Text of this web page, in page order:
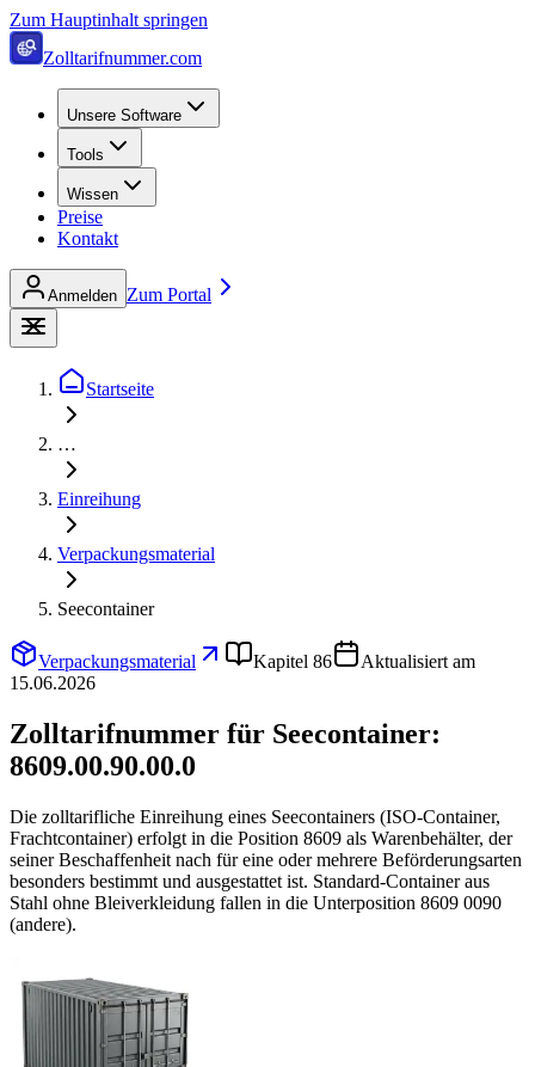
Zum Hauptinhalt springen
Zolltarifnummer.com
Unsere Software
Tools
Wissen
Preise
Kontakt
Anmelden Zum Portal
Startseite
…
Einreihung
Verpackungsmaterial
Seecontainer
Verpackungsmaterial Kapitel 86
Aktualisiert am
15.06.2026
Zolltarifnummer für Seecontainer:
8609.00.90.00.0
Die zolltarifliche Einreihung eines Seecontainers (ISO-Container,
Frachtcontainer) erfolgt in die Position 8609 als Warenbehälter, der
seiner Beschaffenheit nach für eine oder mehrere Beförderungsarten
besonders bestimmt und ausgestattet ist. Standard-Container aus
Stahl ohne Bleiverkleidung fallen in die Unterposition 8609 0090
(andere).